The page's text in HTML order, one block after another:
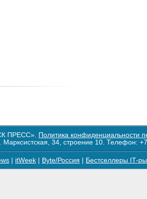
ПРЕСС». Политика конфиденциальности
Марксистская, 34, строение 10. Телефон:
itWeek Byte/Россия Бестселлеры IT-